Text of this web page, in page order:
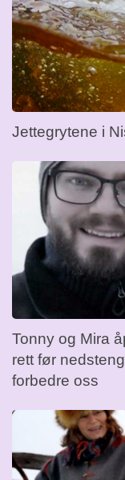
Jettegrytene i
Tonny og Mira
rett før
forbedre oss